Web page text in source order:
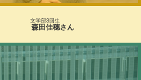
文学部3回生
森田佳穗さん